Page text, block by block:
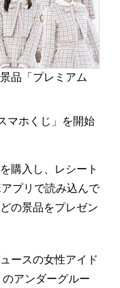
品「プレミアム
マホくじ」を開始
購入し、レシート
プリで読み込んで
の景品をプレゼン
ースの女性アイド
アンダーグルー